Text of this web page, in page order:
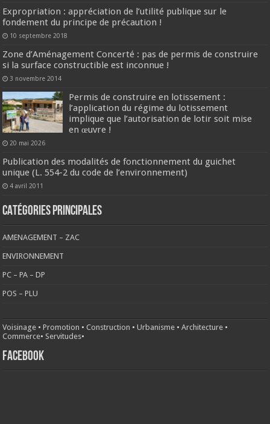
Expropriation : appréciation de l’utilité publique sur le
fondement du principe de précaution !
10 septembre 2018
Zone d’Aménagement Concerté : pas de permis de construire
si la surface constructible est inconnue !
3 novembre 2014
Permis de construire en lotissement :
l’application du régime du lotissement
implique que l’autorisation de lotir soit mise
en œuvre !
20 mai 2026
Publication des modalités de fonctionnement du guichet
unique (L. 554-2 du code de l’environnement)
4 avril 2011
CATÉGORIES PRINCIPALES
AMENAGEMENT – ZAC
ENVIRONNEMENT
PC – PA – DP
POS – PLU
Voisinage •Promotion •Construction •Urbanisme •Architecture •
Commerce• Servitudes•
FACEBOOK